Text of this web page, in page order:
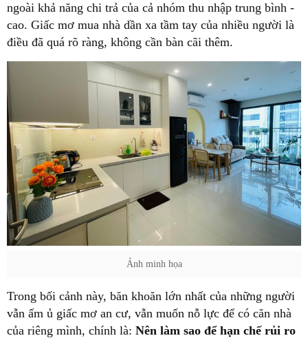
ngoài khả năng chi trả của cả nhóm thu nhập trung bình -
cao. Giấc mơ mua nhà dần xa tầm tay của nhiều người là
điều đã quá rõ ràng, không cần bàn cãi thêm.
Ảnh minh họa
Trong bối cảnh này, băn khoăn lớn nhất của những người
vẫn ấm ủ giấc mơ an cư, vẫn muốn nỗ lực để có căn nhà
của riêng mình, chính là: Nên làm sao để hạn chế rủi ro